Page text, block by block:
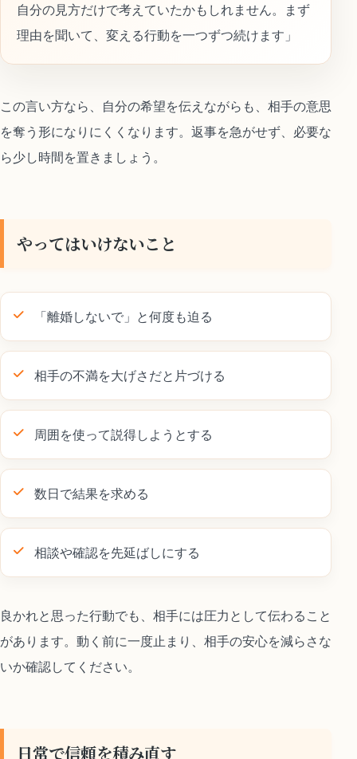
自分の見方だけで考えていたかもしれません。まず
理由を聞いて、変える行動を一つずつ続けます」
この言い方なら、自分の希望を伝えながらも、相手の意思
を奪う形になりにくくなります。返事を急がせず、必要な
ら少し時間を置きましょう。
やってはいけないこと
「離婚しないで」と何度も迫る
相手の不満を大げさだと片づける
周囲を使って説得しようとする
数日で結果を求める
相談や確認を先延ばしにする
良かれと思った行動でも、相手には圧力として伝わること
があります。動く前に一度止まり、相手の安心を減らさな
いか確認してください。
日常で信頼を積み直す